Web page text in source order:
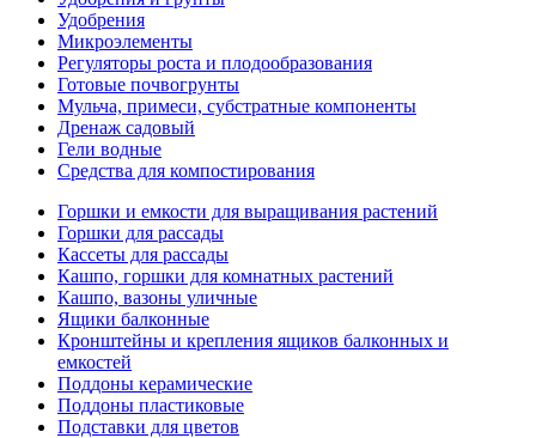
Удобрения
Микроэлементы
Регуляторы роста и плодообразования
Готовые почвогрунты
Мульча, примеси, субстратные компоненты
Дренаж садовый
Гели водные
Средства для компостирования
Горшки и емкости для выращивания растений
Горшки для рассады
Кассеты для рассады
Кашпо, горшки для комнатных растений
Кашпо, вазоны уличные
Ящики балконные
Кронштейны и крепления ящиков балконных и
емкостей
Поддоны керамические
Поддоны пластиковые
Подставки для цветов